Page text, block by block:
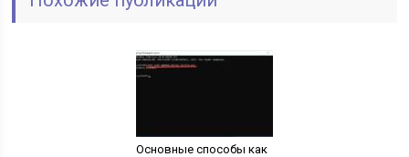
Основные способы как